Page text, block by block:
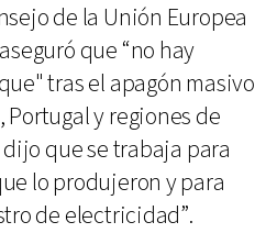
de la Unión Europea
que “no hay
tras el apagón masivo
Portugal y regiones de
que se trabaja para
lo produjeron y para
de electricidad”.